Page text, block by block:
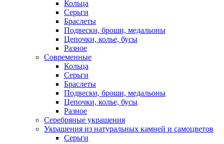
Кольца
Серьги
Браслеты
Подвески, броши, медальоны
Цепочки, колье, бусы
Разное
Современные
Кольца
Серьги
Браслеты
Подвески, броши, медальоны
Цепочки, колье, бусы
Разное
Серебряные украшения
Украшения из натуральных камней и самоцветов
Серьги